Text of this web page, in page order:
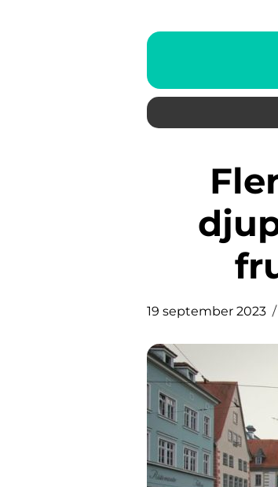
Flera appar kraschar: En
19 september 2023